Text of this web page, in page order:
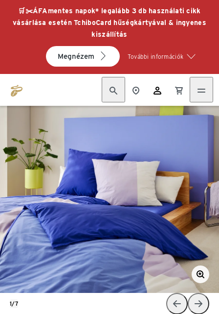
🛒✂️ÁFAmentes napok* legalább 3 db használati cikk
vásárlása esetén TchiboCard hűségkártyával & ingyenes
kiszállítás
Megnézem További információk
1/7